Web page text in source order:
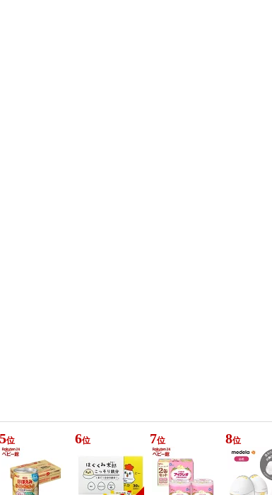
5位 6位 7位 8位